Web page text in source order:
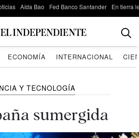
Aída Bao Fed Banco Santander En tierra
ECONOMÍA INTERNACIONAL
Y TECNOLOGÍA
sumergida